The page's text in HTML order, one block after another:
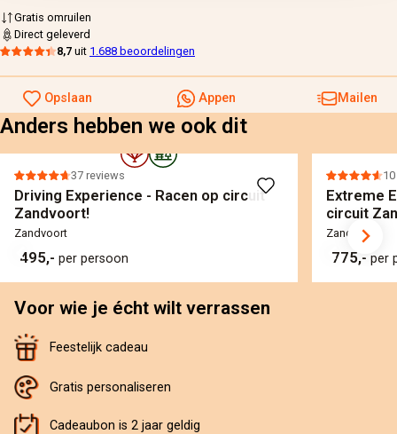
Gratis omruilen
Direct geleverd
8,7 uit 1.688 beoordelingen
Opslaan Appen Mailen
Anders hebben we ook dit
37 reviews
Driving Experience - Racen op circuit
Zandvoort!
Zandvoort
495,- per persoon
Extreme
circuit
Zandvoort
775,- per
Voor wie je écht wilt verrassen
Feestelijk cadeau
Gratis personaliseren
Cadeaubon is 2 jaar geldig